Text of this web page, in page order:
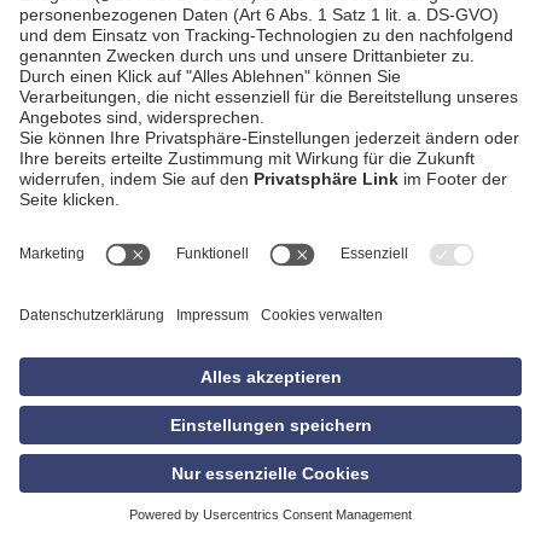
AGB
Datenschutzerklärung
Empfang
Privatsphäre